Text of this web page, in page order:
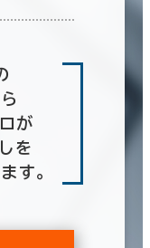
が
を
す。